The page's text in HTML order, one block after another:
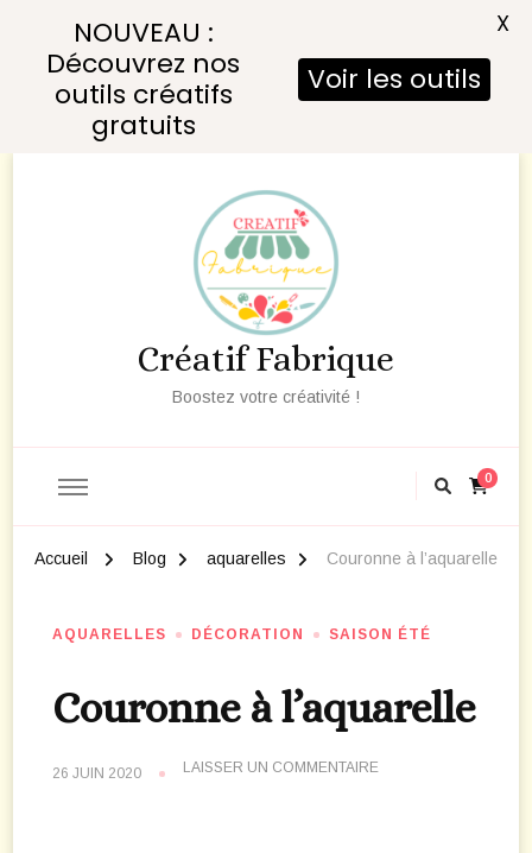
Créatif Fabrique
Boostez votre créativité !
0
Accueil Blog aquarelles Couronne à l’aquarelle
AQUARELLES DÉCORATION SAISON ÉTÉ
Couronne à l’aquarelle
26 JUIN 2020 LAISSER UN COMMENTAIRE
NOUVEAU :
Découvrez nos
outils créatifs
gratuits
Voir les outils
X